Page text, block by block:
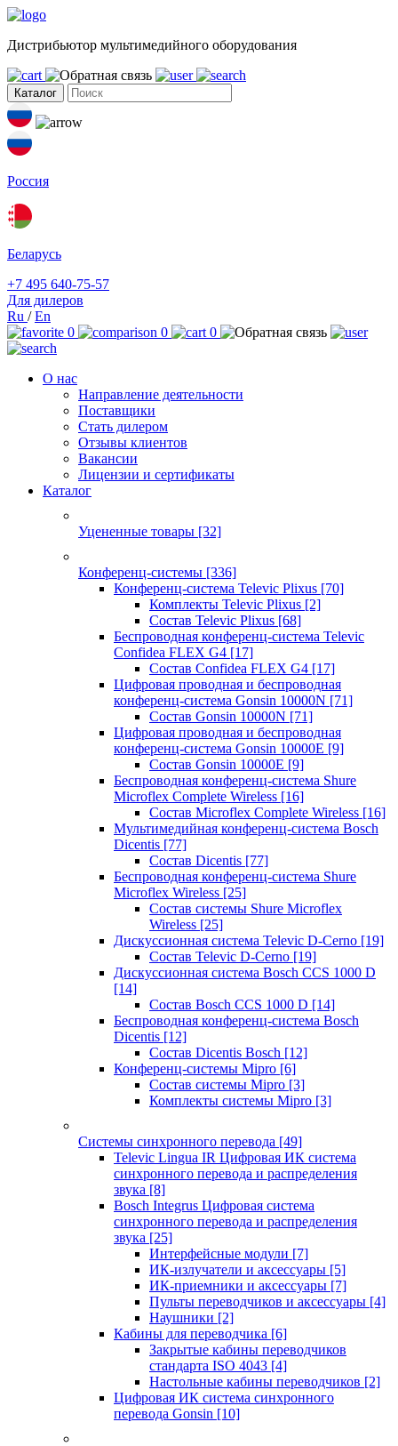
Дистрибьютор мультимедийного оборудования
Каталог
Россия
Беларусь
+7 495 640-75-57
Для дилеров
Ru /En
0
0 0
О нас
Направление деятельности
Поставщики
Стать дилером
Отзывы клиентов
Вакансии
Лицензии и сертификаты
Каталог
Уцененные товары [32]
Конференц-системы [336]
Конференц-система Televic Plixus [70]
Комплекты Televic Plixus [2]
Состав Televic Plixus [68]
Беспроводная конференц-система Televic
Confidea FLEX G4 [17]
Состав Confidea FLEX G4 [17]
Цифровая проводная и беспроводная
конференц-система Gonsin 10000N [71]
Состав Gonsin 10000N [71]
Цифровая проводная и беспроводная
конференц-система Gonsin 10000E [9]
Состав Gonsin 10000E [9]
Беспроводная конференц-система Shure
Microflex Complete Wireless [16]
Состав Microflex Complete Wireless [16]
Мультимедийная конференц-система Bosch
Dicentis [77]
Состав Dicentis [77]
Беспроводная конференц-система Shure
Microflex Wireless [25]
Состав системы Shure Microflex
Wireless [25]
Дискуссионная система Televic D-Cerno [19]
Состав Televic D-Cerno [19]
Дискуссионная система Bosch CCS 1000 D
[14]
Состав Bosch CCS 1000 D [14]
Беспроводная конференц-система Bosch
Dicentis [12]
Состав Dicentis Bosch [12]
Конференц-системы Mipro [6]
Состав системы Mipro [3]
Комплекты системы Mipro [3]
Системы синхронного перевода [49]
Televic Lingua IR Цифровая ИК система
синхронного перевода и распределения
звука [8]
Bosch Integrus Цифровая система
синхронного перевода и распределения
звука [25]
Интерфейсные модули [7]
ИК-излучатели и аксессуары [5]
ИК-приемники и аксессуары [7]
Пульты переводчиков и аксессуары [4]
Наушники [2]
Кабины для переводчика [6]
Закрытые кабины переводчиков
стандарта ISO 4043 [4]
Настольные кабины переводчиков [2]
Цифровая ИК система синхронного
перевода Gonsin [10]